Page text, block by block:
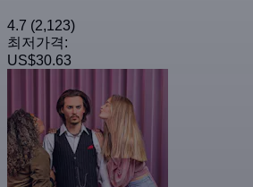
4.7 (2,123)
최저가격:
US$30.63